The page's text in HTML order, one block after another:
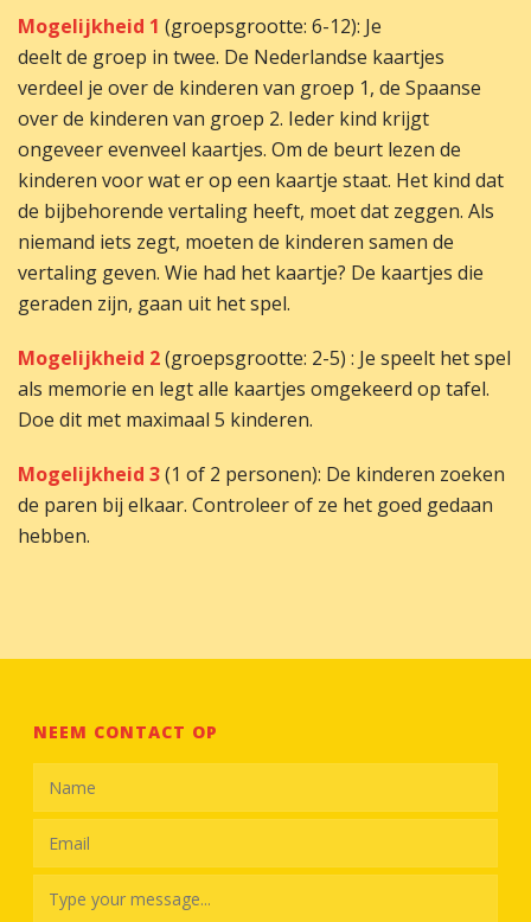
Mogelijkheid 1 (groepsgrootte: 6-12): Je
deelt de groep in twee. De Nederlandse kaartjes
verdeel je over de kinderen van groep 1, de Spaanse
over de kinderen van groep 2. Ieder kind krijgt
ongeveer evenveel kaartjes. Om de beurt lezen de
kinderen voor wat er op een kaartje staat. Het kind dat
de bijbehorende vertaling heeft, moet dat zeggen. Als
niemand iets zegt, moeten de kinderen samen de
vertaling geven. Wie had het kaartje? De kaartjes die
geraden zijn, gaan uit het spel.
Mogelijkheid 2(groepsgrootte: 2-5) : Je speelt het spel
als memorie en legt alle kaartjes omgekeerd op tafel.
Doe dit met maximaal 5 kinderen.
Mogelijkheid 3(1 of 2 personen): De kinderen zoeken
de paren bij elkaar. Controleer of ze het goed gedaan
hebben.
NEEM CONTACT OP